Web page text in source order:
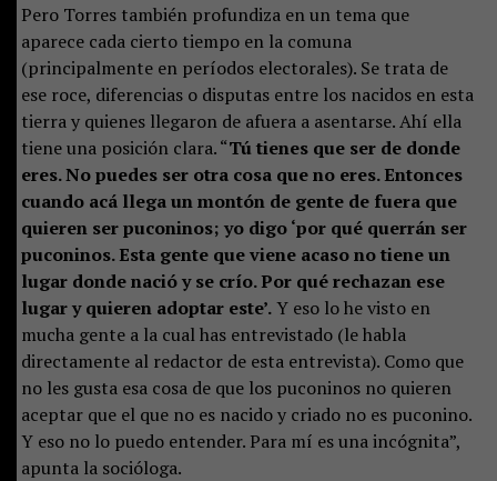
Pero Torres también profundiza en un tema que
aparece cada cierto tiempo en la comuna
(principalmente en períodos electorales). Se trata de
ese roce, diferencias o disputas entre los nacidos en esta
tierra y quienes llegaron de afuera a asentarse. Ahí ella
tiene una posición clara. “Tú tienes que ser de donde
eres. No puedes ser otra cosa que no eres. Entonces
cuando acá llega un montón de gente de fuera que
quieren ser puconinos; yo digo ‘por qué querrán ser
puconinos. Esta gente que viene acaso no tiene un
lugar donde nació y se crío. Por qué rechazan ese
lugar y quieren adoptar este’.Y eso lo he visto en
mucha gente a la cual has entrevistado (le habla
directamente al redactor de esta entrevista). Como que
no les gusta esa cosa de que los puconinos no quieren
aceptar que el que no es nacido y criado no es puconino.
Y eso no lo puedo entender. Para mí es una incógnita”,
apunta la socióloga.